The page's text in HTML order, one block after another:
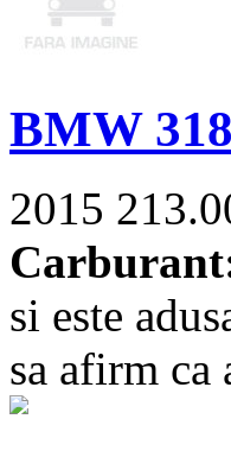
BMW 318
2015
si este
sa afirm